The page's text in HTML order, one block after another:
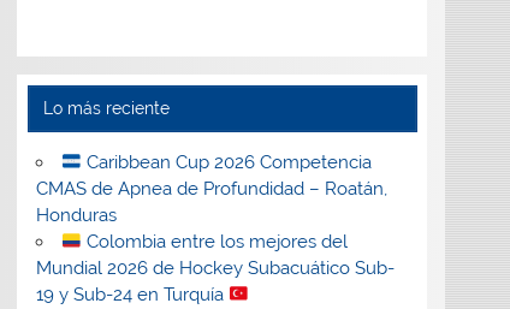
Lo más reciente
Caribbean Cup 2026 Competencia
CMAS de Apnea de Profundidad – Roatán,
Honduras
Colombia entre los mejores del
Mundial 2026 de Hockey Subacuático Sub-
19 y Sub-24 en Turquía